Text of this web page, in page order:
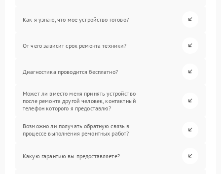
Как я узнаю, что мое устройство готово?
От чего зависит срок ремонта техники?
Диагностика проводится бесплатно?
Может ли вместо меня принять устройство
после ремонта другой человек, контактный
телефон которого я предоставлю?
Возможно ли получать обратную связь в
процессе выполнения ремонтных работ?
Какую гарантию вы предоставляете?